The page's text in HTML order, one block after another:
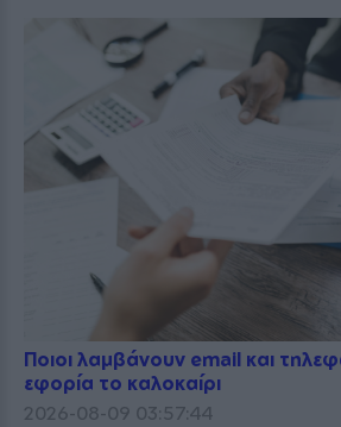
Ποιοι λαμβάνουν email και
εφορία το καλοκαίρι
2026-08-09 03:57:44